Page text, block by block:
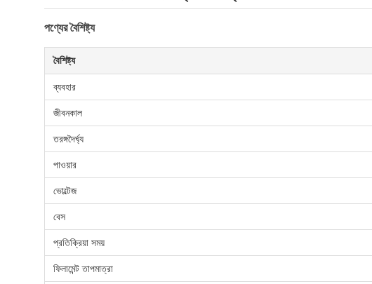
পণ্যের বৈশিষ্ট্য
বৈশিষ্ট্য
ব্যবহার
জীবনকাল
তরঙ্গদৈর্ঘ্য
পাওয়ার
ভোল্টেজ
বেস
প্রতিক্রিয়া সময়
ফিলামেন্ট তাপমাত্রা